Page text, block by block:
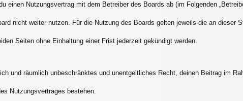
einen Nutzungsvertrag mit dem Betreiber des Boards ab (im Folgenden
nicht weiter nutzen. Für die Nutzung des Boards gelten jeweils die an dieser
Seiten ohne Einhaltung einer Frist jederzeit gekündigt werden.
und räumlich unbeschränktes und unentgeltliches Recht, deinen Beitrag im
Nutzungsvertrages bestehen.